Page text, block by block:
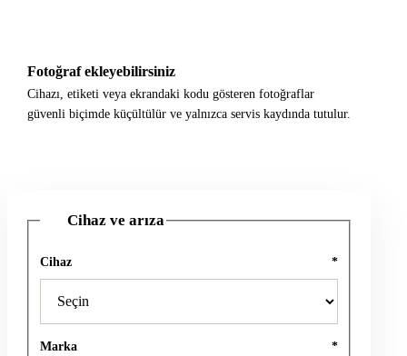
Fotoğraf ekleyebilirsiniz
Cihazı, etiketi veya ekrandaki kodu gösteren fotoğraflar
güvenli biçimde küçültülür ve yalnızca servis kaydında tutulur.
Cihaz ve arıza
Cihaz *
Marka *